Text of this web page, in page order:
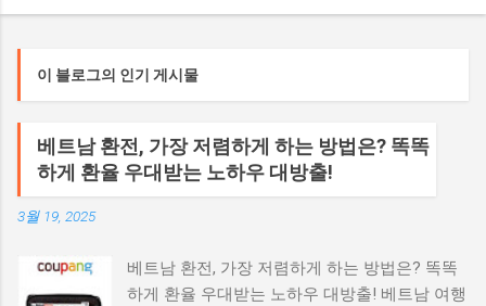
이 블로그의 인기 게시물
베트남 환전, 가장 저렴하게 하는 방법은? 똑똑
하게 환율 우대받는 노하우 대방출!
3월 19, 2025
베트남 환전, 가장 저렴하게 하는 방법은? 똑똑
하게 환율 우대받는 노하우 대방출! 베트남 여행